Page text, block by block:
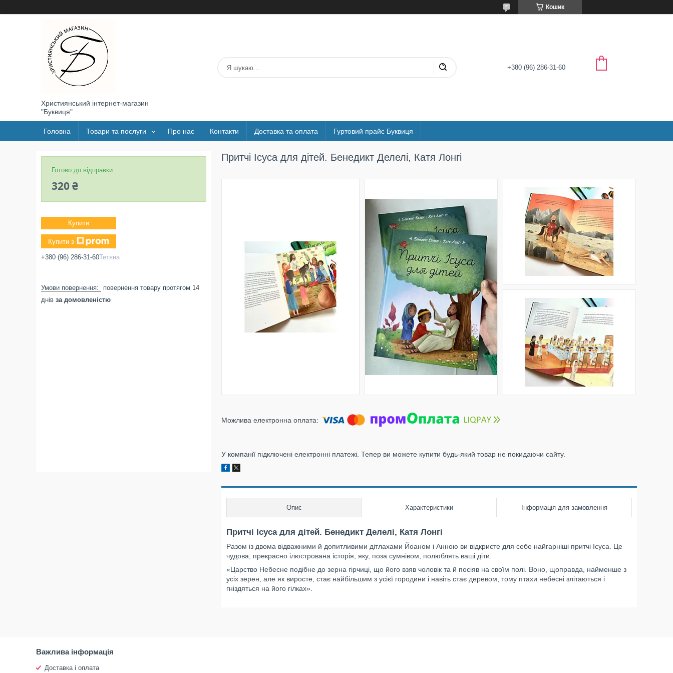
Кошик
Християнський інтернет-магазин
"Буквиця"
+380 (96) 286-31-60
Головна Товари та послуги Про нас Контакти Доставка та оплата Гуртовий прайс Буквиця
Притчі Ісуса для дітей. Бенедикт Делелі, Катя Лонгі
У компанії підключені електронні платежі. Тепер ви можете купити будь-який товар не покидаючи сайту.
Опис Характеристики Інформація для замовлення
Притчі Ісуса для дітей. Бенедикт Делелі, Катя Лонгі
Разом із двома відважними й допитливими дітлахами Йоаном і Анною ви відкриєте для себе найгарніші притчі Ісуса. Це
чудова, прекрасно ілюстрована історія, яку, поза сумнівом, полюблять ваші діти.
«Царство Небесне подібне до зерна гірчиці, що його взяв чоловік та й посіяв на своїм полі. Воно, щоправда, найменше з
усіх зерен, але як виросте, стає найбільшим з усієї городини і навіть стає деревом, тому птахи небесні злітаються і
гніздяться на його гілках».
Готово до відправки
320 ₴
Купити
Купити з
+380 (96) 286-31-60Тетяна
повернення товару протягом 14
днів за домовленістю
Важлива інформація
Доставка і оплата